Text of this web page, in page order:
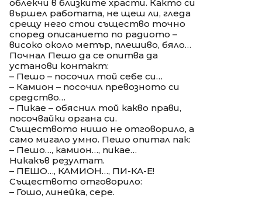
облекчи в близките храсти. Както си
вършел работата, не щеш ли, гледа
срещу него стои същество точно
според описанието по радиото –
високо около метър, плешиво, бяло…
Почнал Пешо да се опитва да
установи контакт:
– Пешо – посочил той себе си…
– Камион – посочил превозното си
средство…
– Пикае – обяснил той какво прави,
посочвайки органа си.
Съществото нишо не отговорило, а
само мигало умно. Пешо опитал пак:
– Пешо…, камион…, пикае…
Никакъв резултат.
– ПЕШО…, КАМИОН…, ПИ-КА-Е!
Съществото отговорило:
– Гошо, линейка, сере.